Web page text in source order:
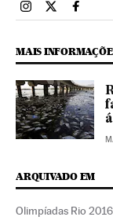
Esportes El
Esportes El
MAIS
ARQUIVADO EM
Olimpíadas Rio 2016